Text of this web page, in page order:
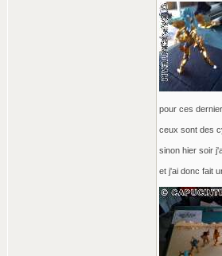
pour ces
ceux sont des
sinon hier soir
et j'ai donc fait